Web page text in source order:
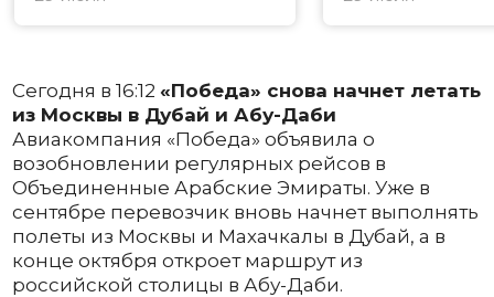
Сегодня в 16:12 «Победа» снова начнет летать
из Москвы в Дубай и Абу-Даби
Авиакомпания «Победа» объявила о
возобновлении регулярных рейсов в
Объединенные Арабские Эмираты. Уже в
сентябре перевозчик вновь начнет выполнять
полеты из Москвы и Махачкалы в Дубай, а в
конце октября откроет маршрут из
российской столицы в Абу-Даби.